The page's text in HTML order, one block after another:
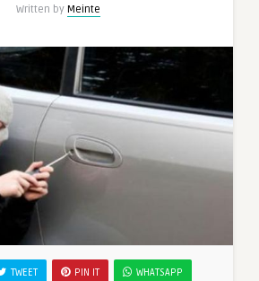
Written by Meinte
TWEET PIN IT WHATSAPP